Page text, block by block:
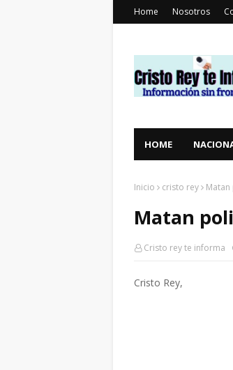
Home Nosotros
HOME
Inicio cristo rey
Matan
Cristo rey te informa
Cristo Rey,